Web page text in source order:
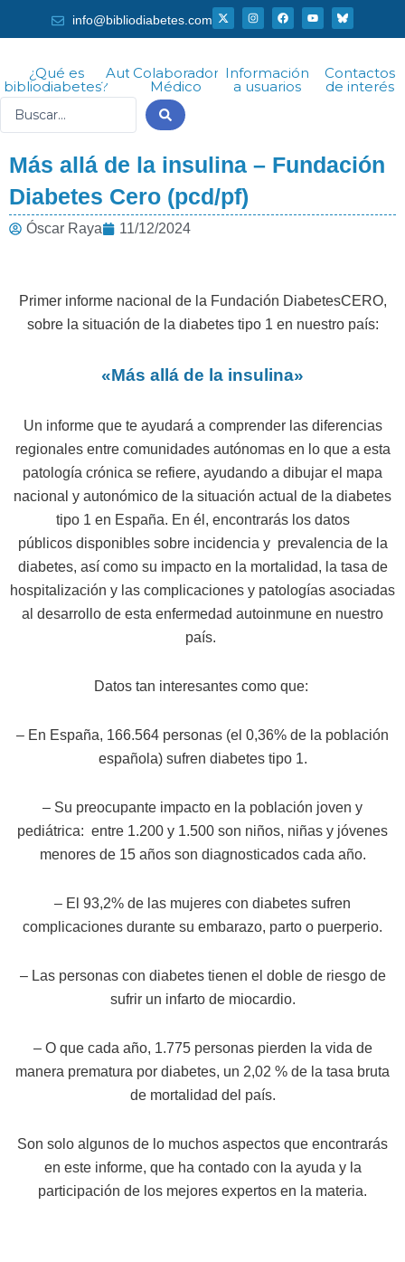
al
info@bibliodiabetes.com
X
-
t
t
t
I
n
s
r
a
F
a
c
o
k
Y
o
u
¿Qué es
bibliodiabetes?
AutorColaborador
Médico
Información
a usuarios
Contactos
de interés
Más allá de la insulina – Fundación
Diabetes Cero (pcd/pf)
Óscar Raya 11/12/2024
Primer informe nacional de la Fundación DiabetesCERO,
sobre la situación de la diabetes tipo 1 en nuestro país:
«Más allá de la insulina»
Un informe que te ayudará a comprender las diferencias
regionales entre comunidades autónomas en lo que a esta
patología crónica se refiere, ayudando a dibujar el mapa
nacional y autonómico de la situación actual de la diabetes
tipo 1 en España. En él, encontrarás los datos
públicos disponibles sobre incidencia y prevalencia de la
diabetes, así como su impacto en la mortalidad, la tasa de
hospitalización y las complicaciones y patologías asociadas
al desarrollo de esta enfermedad autoinmune en nuestro
país.
Datos tan interesantes como que:
– En España, 166.564 personas (el 0,36% de la población
española) sufren diabetes tipo 1.
– Su preocupante impacto en la población joven y
pediátrica: entre 1.200 y 1.500 son niños, niñas y jóvenes
menores de 15 años son diagnosticados cada año.
– El 93,2% de las mujeres con diabetes sufren
complicaciones durante su embarazo, parto o puerperio.
– Las personas con diabetes tienen el doble de riesgo de
sufrir un infarto de miocardio.
– O que cada año, 1.775 personas pierden la vida de
manera prematura por diabetes, un 2,02 % de la tasa bruta
de mortalidad del país.
Son solo algunos de lo muchos aspectos que encontrarás
en este informe, que ha contado con la ayuda y la
participación de los mejores expertos en la materia.